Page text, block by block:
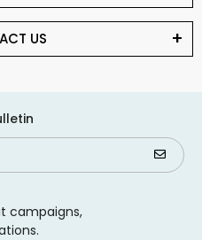
US
campaigns,